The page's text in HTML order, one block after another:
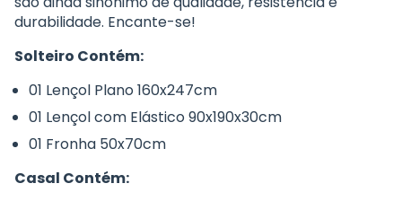
durabilidade. Encante-se!
Solteiro Contém:
01 Lençol Plano 160x247cm
01 Lençol com Elástico 90x190x30cm
01 Fronha 50x70cm
Casal Contém: